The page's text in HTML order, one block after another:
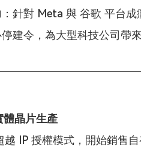
：針對 Meta 與 谷歌 平台
建令，為大型科技公司帶
體晶片生產
越 IP 授權模式，開始銷售